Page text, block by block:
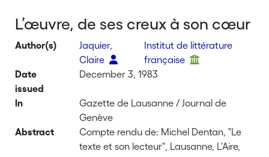
L’œuvre, de ses creux à son cœur
Author(s)
Jaquier,
Claire
Institut de littérature
française
Date
issued
December 3, 1983
In
Gazette de Lausanne / Journal de
Genève
Abstract
Compte rendu de: Michel Dentan, "Le
texte et son lecteur", Lausanne, L'Aire,